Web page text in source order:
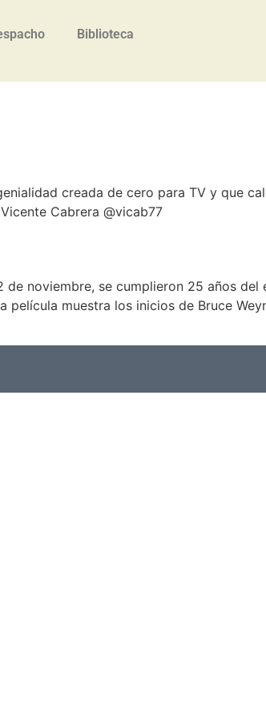
Biblioteca
creada de cero para TV y que
Cabrera @vicab77
noviembre, se cumplieron 25 años
película muestra los inicios de Bruce